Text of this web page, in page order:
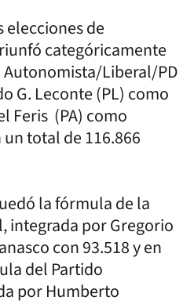
elecciones de
categóricamente
Liberal/PD
G. Leconte (PL) como
Feris (PA) como
total de 116.866
la fórmula de la
integrada por Gregorio
con 93.518 y en
del Partido
por Humberto